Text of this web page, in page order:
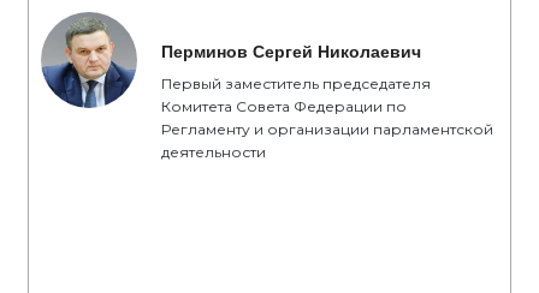
Перминов Сергей Николаевич
Первый заместитель председателя
Комитета Совета Федерации по
Регламенту и организации парламентской
деятельности